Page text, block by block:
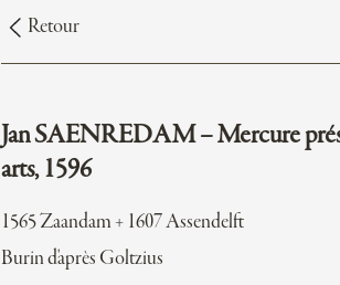
Retour
Jan SAENREDAM – Mercure
arts, 1596
1565 Zaandam + 1607 Assendelft
Burin d'après Goltzius